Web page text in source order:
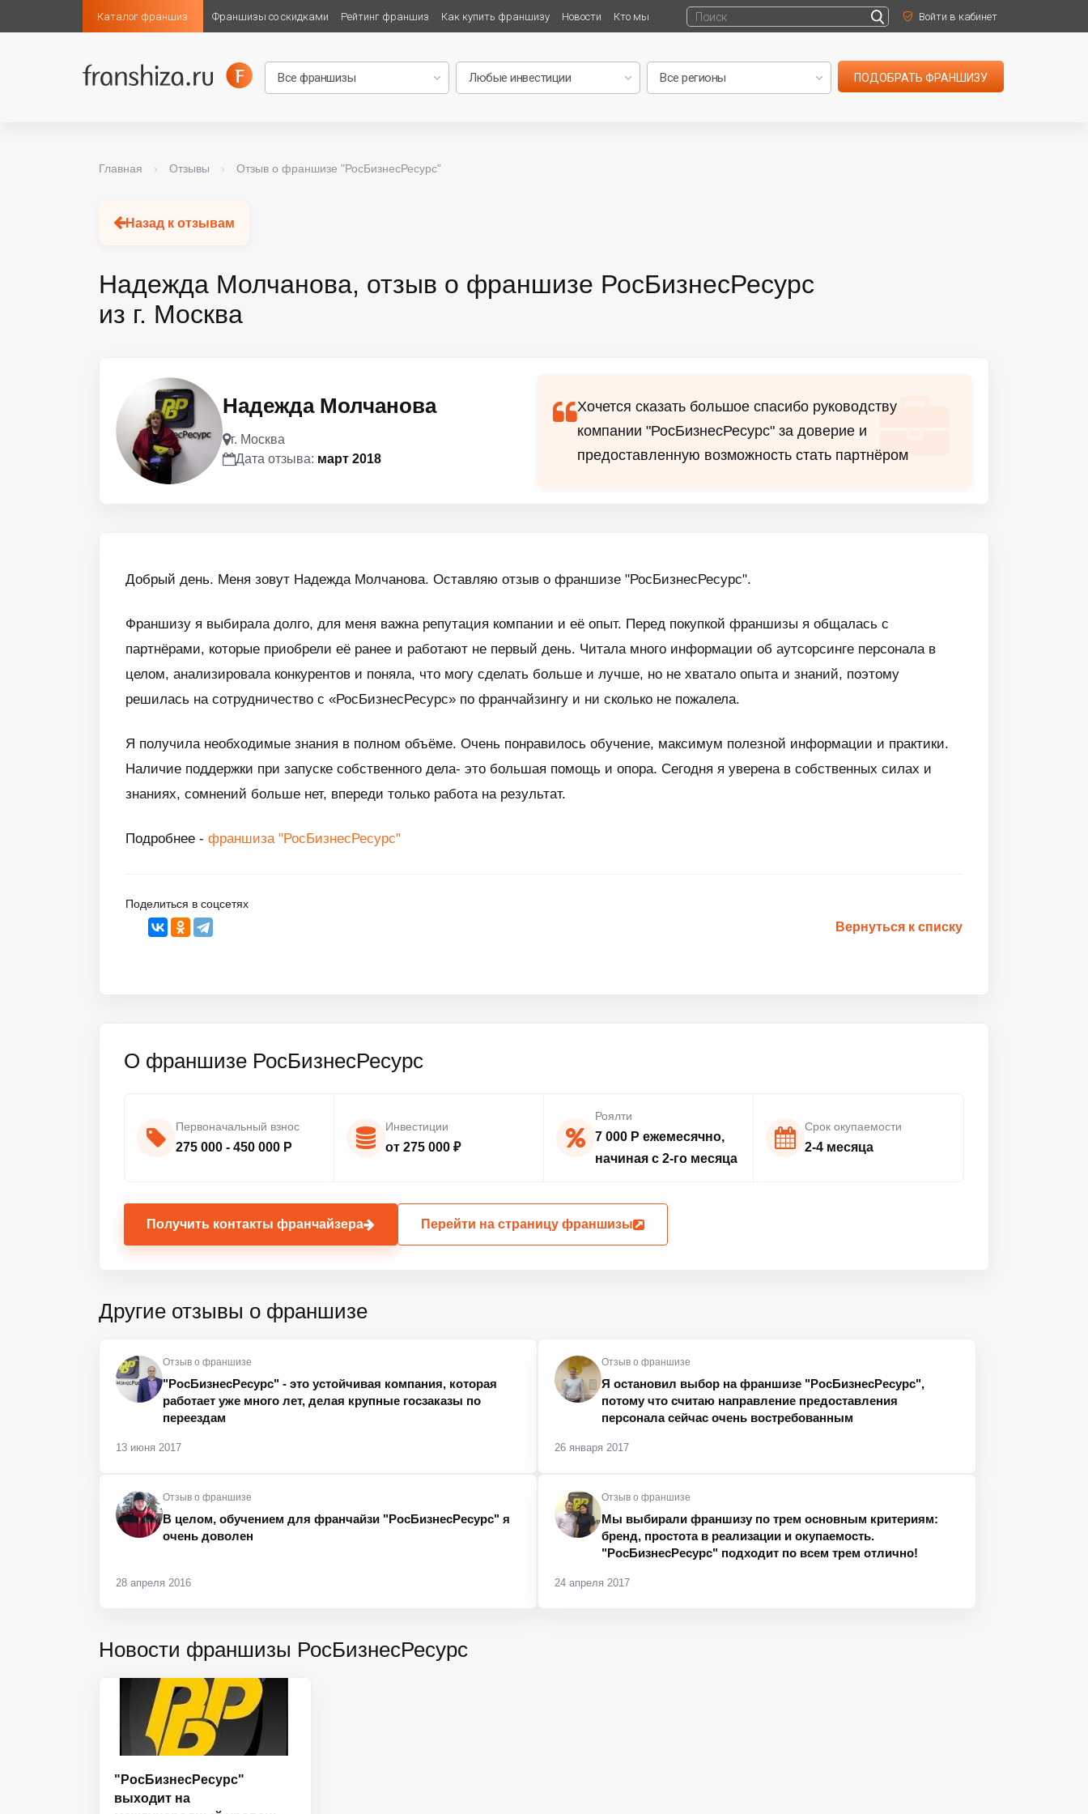
Каталог франшиз Франшизы со скидками Рейтинг франшиз Как купить франшизу Новости Кто мы Войти в кабинет
ПОДОБРАТЬ ФРАНШИЗУ
Главная › Отзывы › Отзыв о франшизе "РосБизнесРесурс"
Назад к отзывам
Надежда Молчанова, отзыв о франшизе РосБизнесРесурс
из г. Москва
Надежда Молчанова
г. Москва
Дата отзыва: март 2018
Хочется сказать большое спасибо руководству
компании "РосБизнесРесурс" за доверие и
предоставленную возможность стать партнёром
Добрый день. Меня зовут Надежда Молчанова. Оставляю отзыв о франшизе "РосБизнесРесурс".
Франшизу я выбирала долго, для меня важна репутация компании и её опыт. Перед покупкой франшизы я общалась с
партнёрами, которые приобрели её ранее и работают не первый день. Читала много информации об аутсорсинге персонала в
целом, анализировала конкурентов и поняла, что могу сделать больше и лучше, но не хватало опыта и знаний, поэтому
решилась на сотрудничество с «РосБизнесРесурс» по франчайзингу и ни сколько не пожалела.
Я получила необходимые знания в полном объёме. Очень понравилось обучение, максимум полезной информации и практики.
Наличие поддержки при запуске собственного дела- это большая помощь и опора. Сегодня я уверена в собственных силах и
знаниях, сомнений больше нет, впереди только работа на результат.
Подробнее - франшиза "РосБизнесРесурс"
Поделиться в соцсетях
Вернуться к списку
О франшизе РосБизнесРесурс
Первоначальный взнос
275 000 - 450 000 Р
Инвестиции
от 275 000 ₽
Роялти
7 000 Р ежемесячно,
начиная с 2-го месяца
Срок окупаемости
2-4 месяца
Получить контакты франчайзера Перейти на страницу франшизы
Другие отзывы о франшизе
Отзыв о франшизе
"РосБизнесРесурс" - это устойчивая компания, которая
работает уже много лет, делая крупные госзаказы по
переездам
13 июня 2017
Отзыв о франшизе
Я остановил выбор на франшизе "РосБизнесРесурс",
потому что считаю направление предоставления
персонала сейчас очень востребованным
26 января 2017
Отзыв о франшизе
В целом, обучением для франчайзи "РосБизнесРесурс" я
очень доволен
28 апреля 2016
Отзыв о франшизе
Мы выбирали франшизу по трем основным критериям:
бренд, простота в реализации и окупаемость.
"РосБизнесРесурс" подходит по всем трем отлично!
24 апреля 2017
Новости франшизы РосБизнесРесурс
"РосБизнесРесурс"
выходит на